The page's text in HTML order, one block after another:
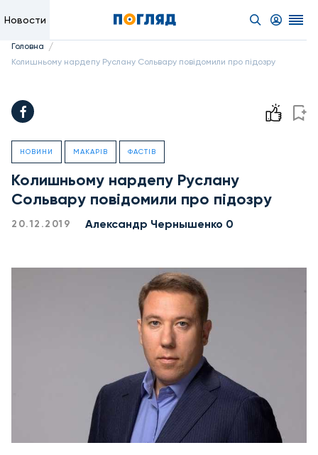
Новости
Головна /
Колишньому нардепу Руслану Сольвару повідомили про підозру
НОВИНИ МАКАРІВ ФАСТІВ
Колишньому нардепу Руслану
Сольвару повідомили про підозру
20.12.2019 Александр Чернышенко 0